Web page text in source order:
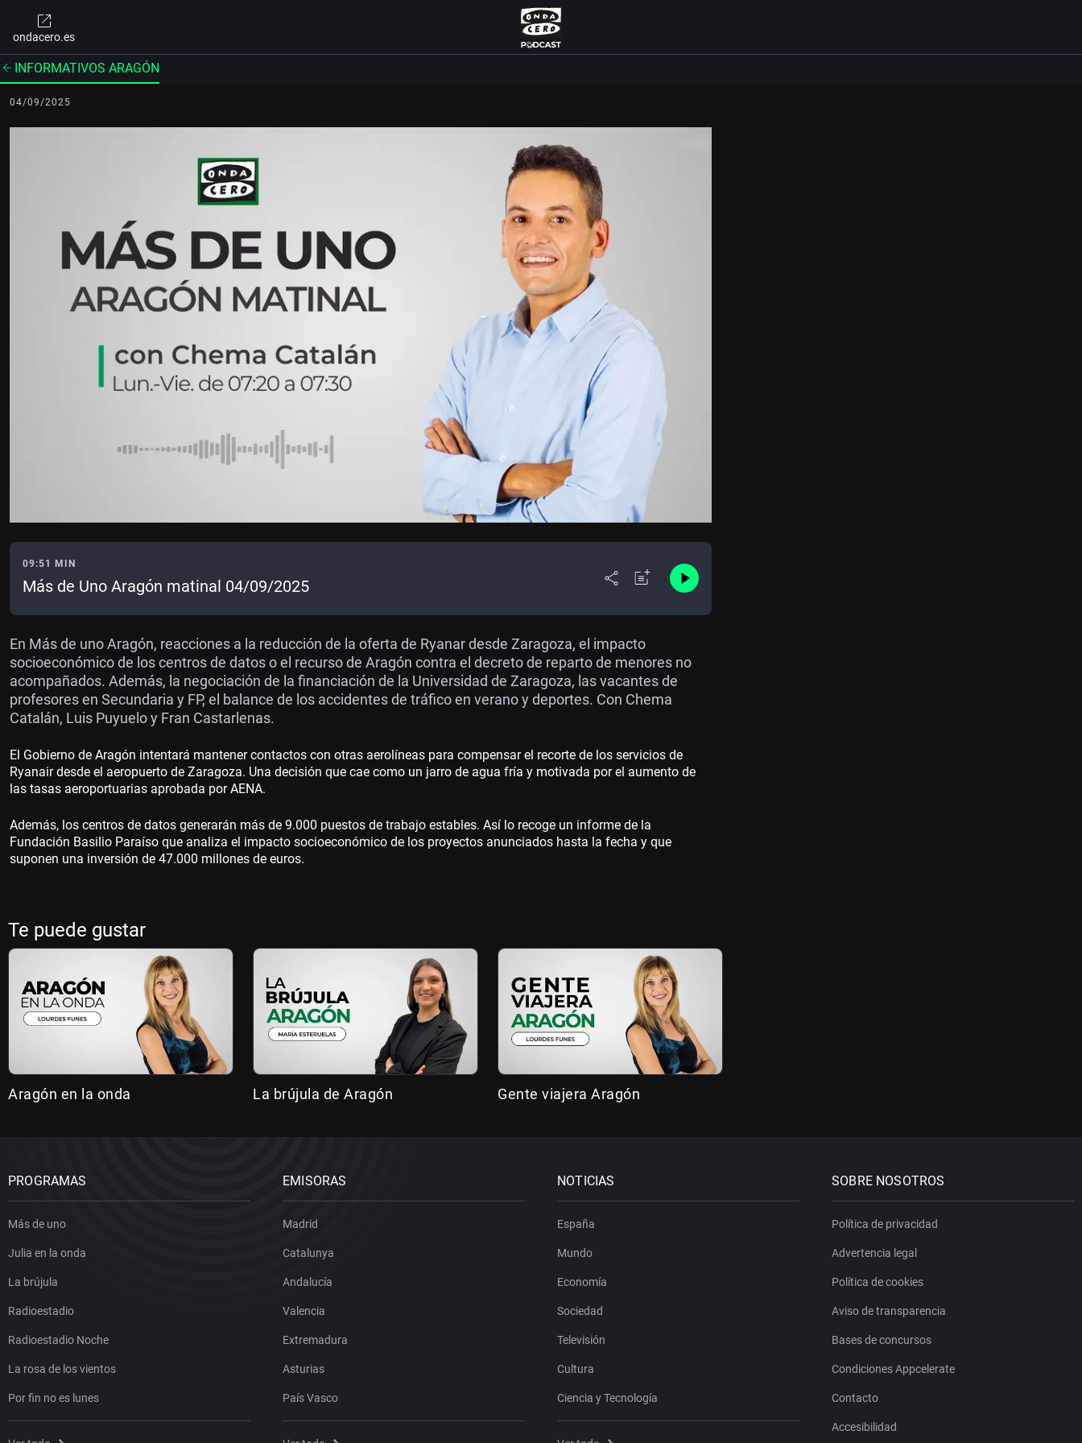
ondacero.es
INFORMATIVOS ARAGÓN
04/09/2025
09:51 MIN
Más de Uno Aragón matinal 04/09/2025
En Más de uno Aragón, reacciones a la reducción de la oferta de Ryanar desde Zaragoza, el impacto
socioeconómico de los centros de datos o el recurso de Aragón contra el decreto de reparto de menores no
acompañados. Además, la negociación de la financiación de la Universidad de Zaragoza, las vacantes de
profesores en Secundaria y FP, el balance de los accidentes de tráfico en verano y deportes. Con Chema
Catalán, Luis Puyuelo y Fran Castarlenas.
El Gobierno de Aragón intentará mantener contactos con otras aerolíneas para compensar el recorte de los servicios de
Ryanair desde el aeropuerto de Zaragoza. Una decisión que cae como un jarro de agua fría y motivada por el aumento de
las tasas aeroportuarias aprobada por AENA.
Además, los centros de datos generarán más de 9.000 puestos de trabajo estables. Así lo recoge un informe de la
Fundación Basilio Paraíso que analiza el impacto socioeconómico de los proyectos anunciados hasta la fecha y que
suponen una inversión de 47.000 millones de euros.
Te puede gustar
Aragón en la onda La brújula de Aragón Gente viajera Aragón
PROGRAMAS
Más de uno
Julia en la onda
La brújula
Radioestadio
Radioestadio Noche
La rosa de los vientos
Por fin no es lunes
EMISORAS
Madrid
Catalunya
Andalucía
Valencia
Extremadura
Asturias
País Vasco
NOTICIAS
España
Mundo
Economía
Sociedad
Televisión
Cultura
Ciencia y Tecnología
SOBRE NOSOTROS
Política de privacidad
Advertencia legal
Política de cookies
Aviso de transparencia
Bases de concursos
Condiciones Appcelerate
Contacto
Accesibilidad